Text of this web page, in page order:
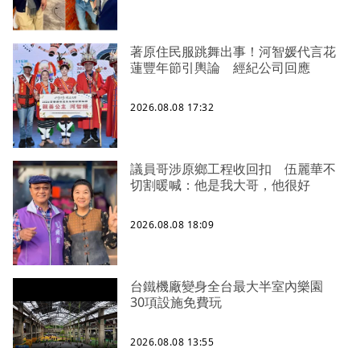
著原住民服跳舞出事！河智媛代言花
蓮豐年節引輿論 經紀公司回應
2026.08.08 17:32
議員哥涉原鄉工程收回扣 伍麗華不
切割暖喊：他是我大哥，他很好
2026.08.08 18:09
台鐵機廠變身全台最大半室內樂園
30項設施免費玩
2026.08.08 13:55